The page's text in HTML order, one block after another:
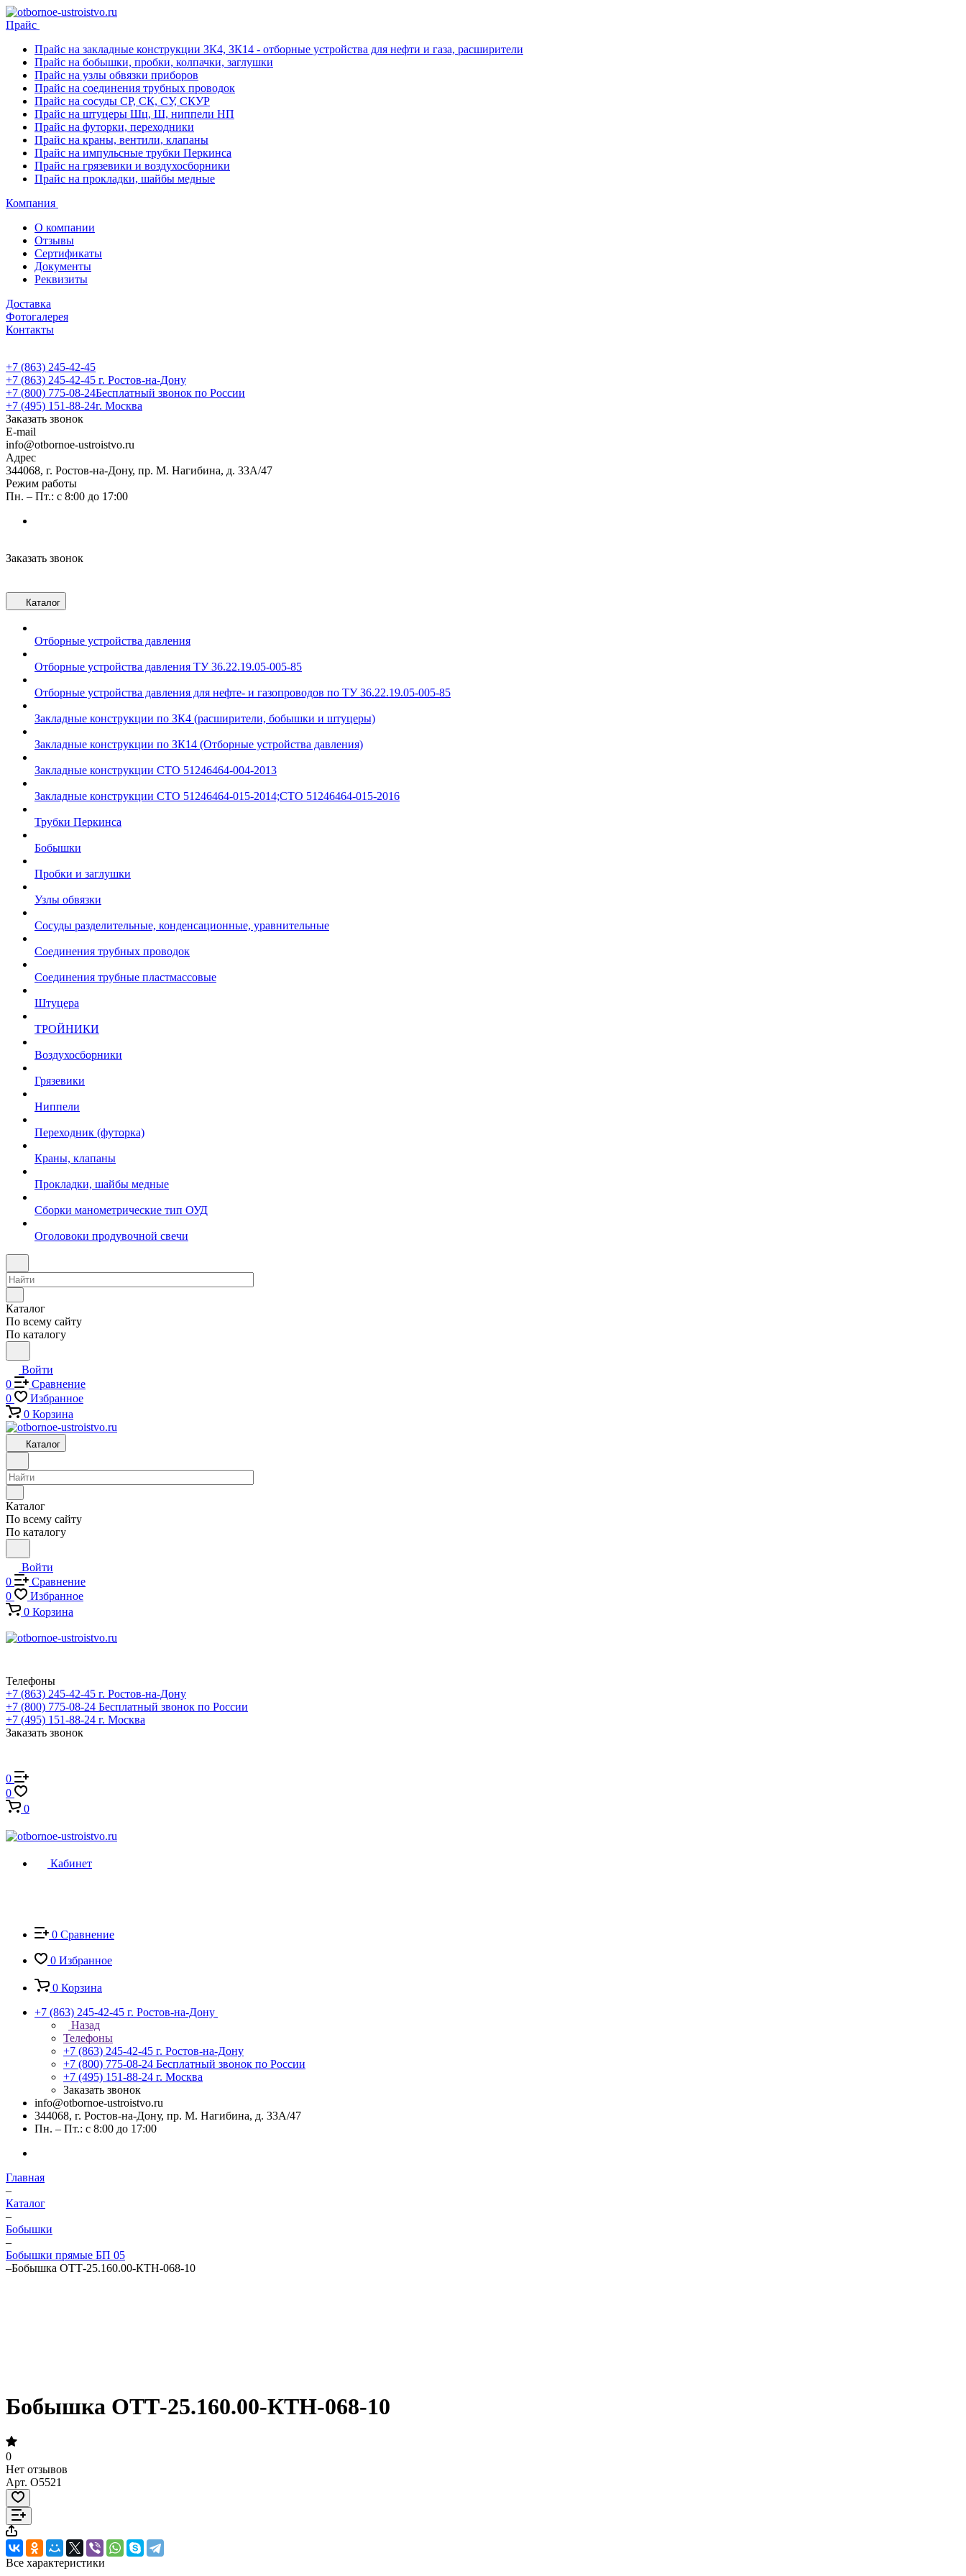
Прайс
Прайс на закладные конструкции ЗК4, ЗК14 - отборные устройства для нефти и газа, расширители
Прайс на бобышки, пробки, колпачки, заглушки
Прайс на узлы обвязки приборов
Прайс на соединения трубных проводок
Прайс на сосуды СР, СК, СУ, СКУР
Прайс на штуцеры Шц, Ш, ниппели НП
Прайс на футорки, переходники
Прайс на краны, вентили, клапаны
Прайс на импульсные трубки Перкинса
Прайс на грязевики и воздухосборники
Прайс на прокладки, шайбы медные
Компания
О компании
Отзывы
Сертификаты
Документы
Реквизиты
Доставка
Фотогалерея
Контакты
+7 (863) 245-42-45
+7 (863) 245-42-45 г. Ростов-на-Дону
+7 (800) 775-08-24Бесплатный звонок по России
+7 (495) 151-88-24г. Москва
Заказать звонок
E-mail
info@otbornoe-ustroistvo.ru
Адрес
344068, г. Ростов-на-Дону, пр. М. Нагибина, д. 33А/47
Режим работы
Пн. – Пт.: с 8:00 до 17:00
Заказать звонок
Каталог
Отборные устройства давления
Отборные устройства давления ТУ 36.22.19.05-005-85
Отборные устройства давления для нефте- и газопроводов по ТУ 36.22.19.05-005-85
Закладные конструкции по ЗК4 (расширители, бобышки и штуцеры)
Закладные конструкции по ЗК14 (Отборные устройства давления)
Закладные конструкции СТО 51246464-004-2013
Закладные конструкции СТО 51246464-015-2014;СТО 51246464-015-2016
Трубки Перкинса
Бобышки
Пробки и заглушки
Узлы обвязки
Сосуды разделительные, конденсационные, уравнительные
Соединения трубных проводок
Соединения трубные пластмассовые
Штуцера
ТРОЙНИКИ
Воздухосборники
Грязевики
Ниппели
Переходник (футорка)
Краны, клапаны
Прокладки, шайбы медные
Сборки манометрические тип ОУД
Оголовоки продувочной свечи
Каталог
По всему сайту
По каталогу
Войти
0
Сравнение
0
Избранное
0 Корзина
Каталог
Каталог
По всему сайту
По каталогу
Войти
0
Сравнение
0
Избранное
0 Корзина
Телефоны
+7 (863) 245-42-45 г. Ростов-на-Дону
+7 (800) 775-08-24 Бесплатный звонок по России
+7 (495) 151-88-24 г. Москва
Заказать звонок
0
0
0
Кабинет
0 Сравнение
0 Избранное
0 Корзина
+7 (863) 245-42-45 г. Ростов-на-Дону
Назад
Телефоны
+7 (863) 245-42-45 г. Ростов-на-Дону
+7 (800) 775-08-24 Бесплатный звонок по России
+7 (495) 151-88-24 г. Москва
Заказать звонок
info@otbornoe-ustroistvo.ru
344068, г. Ростов-на-Дону, пр. М. Нагибина, д. 33А/47
Пн. – Пт.: с 8:00 до 17:00
Главная
–
Каталог
–
Бобышки
–
Бобышки прямые БП 05
–Бобышка ОТТ-25.160.00-КТН-068-10
Бобышка ОТТ-25.160.00-КТН-068-10
0
Нет отзывов
Арт. O5521
Все характеристики